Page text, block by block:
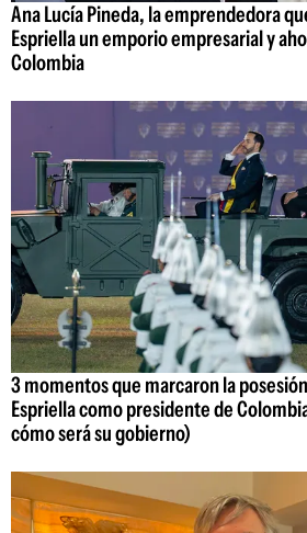
Ana Lucía Pineda, la emprendedora
Espriella un emporio empresarial y
Colombia
3 momentos que marcaron la
Espriella como presidente de
cómo será su gobierno)